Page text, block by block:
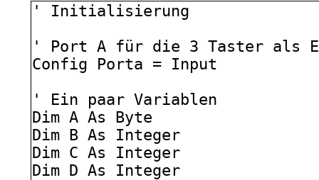
' Initialisierung
' Port A für die 3 Taster als
Config Porta = Input
' Ein paar Variablen
Dim A As Byte
Dim B As Integer
Dim C As Integer
Dim D As Integer